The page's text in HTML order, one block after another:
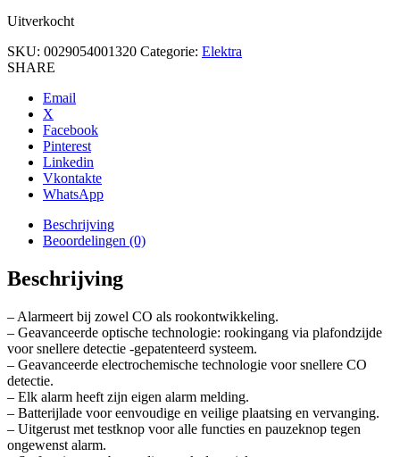
Uitverkocht
SKU: 0029054001320 Categorie: Elektra
SHARE
Email
X
Facebook
Pinterest
Linkedin
Vkontakte
WhatsApp
Beschrijving
Beoordelingen (0)
Beschrijving
– Alarmeert bij zowel CO als rookontwikkeling.
– Geavanceerde optische technologie: rookingang via plafondzijde
voor snellere detectie -gepatenteerd systeem.
– Geavanceerde electrochemische technologie voor snellere CO
detectie.
– Elk alarm heeft zijn eigen alarm melding.
– Batterijlade voor eenvoudige en veilige plaatsing en vervanging.
– Uitgerust met testknop voor alle functies en pauzeknop tegen
ongewenst alarm.